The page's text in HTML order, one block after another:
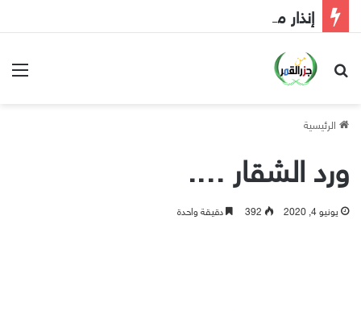
إنذار مبكر إلى الحكومة
بحث عن
الرئيسية
ورد الشقار ….
يونيو 4, 2020 392 دقيقة واحدة